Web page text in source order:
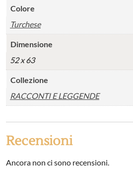
Colore
Turchese
Dimensione
52 x 63
Collezione
RACCONTI E LEGGENDE
Recensioni
Ancora non ci sono recensioni.